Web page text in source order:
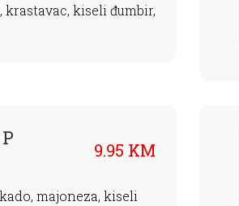
krastavac, kiseli đumbir,
9.95 KM
majoneza, kiseli